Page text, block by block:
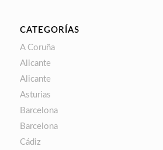
CATEGORÍAS
A Coruña
Alicante
Alicante
Asturias
Barcelona
Barcelona
Cádiz